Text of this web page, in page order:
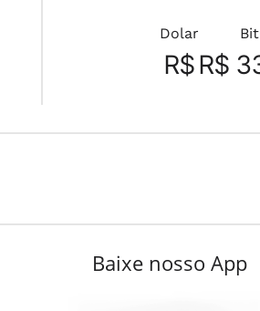
Dolar
R$R$
Baixe nosso App